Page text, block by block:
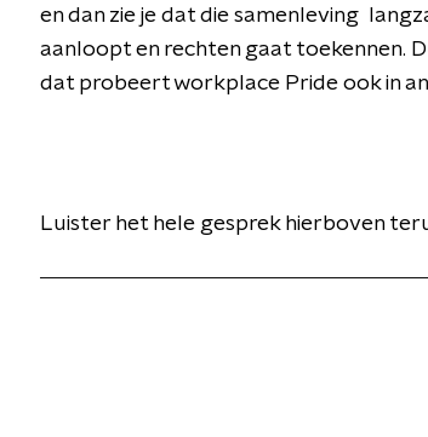
en dan zie je dat die samenleving
aanloopt en rechten gaat toekennen.
dat probeert workplace Pride ook in
Luister het hele gesprek hierboven